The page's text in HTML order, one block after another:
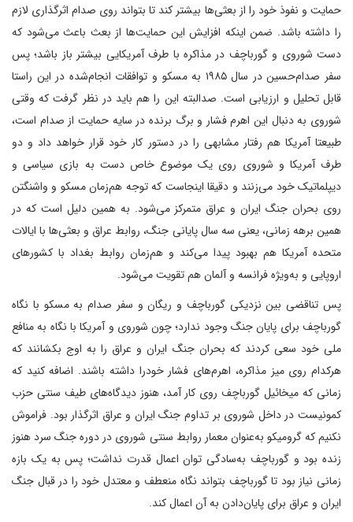
حمایت و نفوذ خود را از بعثی‌ها بیشتر کند تا بتواند روی صدام اثرگذاری لازم
را داشته باشد. ضمن اینکه افزایش این حمایت‌ها از بعث باعث می‌شود که
دست شوروی و گورباچف در مذاکره با طرف آمریکایی بیشتر باز باشد؛ پس
سفر صدام‌حسین در سال ۱۹۸۵ به مسکو و توافقات انجام‌شده در این راستا
قابل تحلیل و ارزیابی است. صد‌البته این را هم باید در نظر گرفت که وقتی
شوروی به دنبال این اهرم فشار و برگ برنده در سایه حمایت از صدام است،
طبیعتا آمریکا هم رفتار مشابهی را در دستور کار خود قرار خواهد داد و دو
طرف آمریکا و شوروی روی یک موضوع خاص دست به بازی سیاسی و
دیپلماتیک خود می‌زنند و دقیقا اینجاست که توجه هم‌زمان مسکو و واشنگتن
روی بحران جنگ ایران و عراق متمرکز می‌شود. به همین دلیل است که در
همین برهه زمانی، یعنی سه سال پایانی جنگ، روابط عراق و بعثی‌ها با ایالات
متحده آمریکا هم بهبود پیدا می‌کند و هم‌زمان روابط بغداد با کشورهای
اروپایی و به‌ویژه فرانسه و آلمان هم تقویت می‌شود.
پس تناقضی بین نزدیکی گورباچف و ریگان و سفر صدام به مسکو با نگاه
گورباچف برای پایان جنگ وجود ندارد؛ چون شوروی و آمریکا با نگاه به منافع
ملی خود سعی کردند که بحران جنگ ایران و عراق را به اوج بکشانند که
هر‌کدام روی میز مذاکره، اهرم‌های فشار خودرا داشته باشند. اضافه کنید که
زمانی که میخائیل گورباچف روی کار آمد، هنوز دیدگاه‌های طیف سنتی حزب
کمونیست در داخل شوروی بر تداوم جنگ ایران و عراق اثرگذار بود. فراموش
نکنیم که گرومیکو به‌عنوان معمار روابط سنتی شوروی در دوره جنگ سرد هنوز
زنده بود و گورباچف به‌سادگی توان اعمال قدرت نداشت؛ پس به یک بازه
زمانی نیاز بود تا گورباچف بتواند نگاه منعطف و معتدل خود را در قبال جنگ
ایران و عراق برای پایان‌دادن به آن اعمال کند.